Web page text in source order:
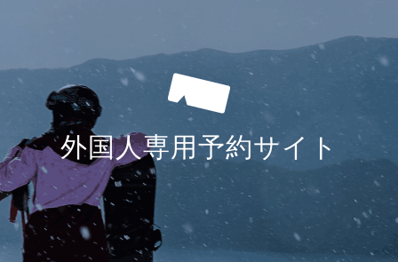
外国人専用予約サイト